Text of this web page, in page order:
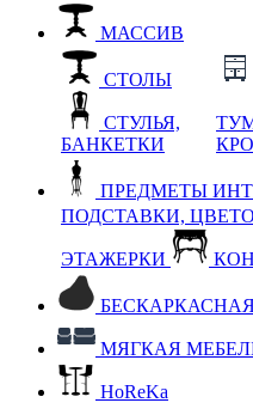
МАССИВ
СТОЛЫ
СТУЛЬЯ,
БАНКЕТКИ
ПРЕДМЕТЫ
ПОДСТАВКИ,
ЭТАЖЕРКИ
МЯГКАЯ
HoReKa